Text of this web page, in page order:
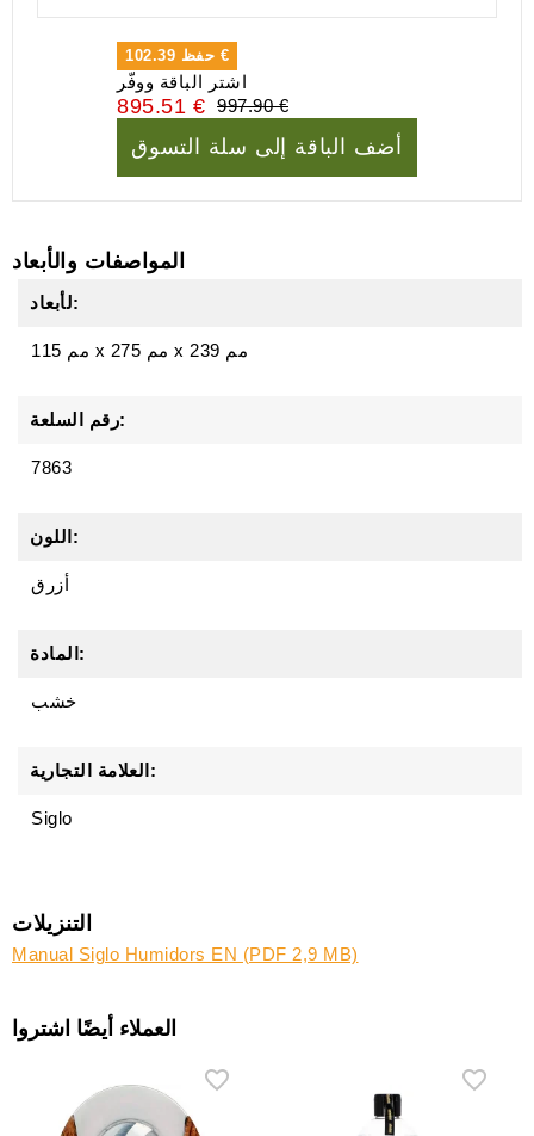
حفظ 102.39 €
اشتر الباقة ووفّر
895.51 € 997.90 €
أضف الباقة إلى سلة التسوق
المواصفات والأبعاد
لأبعاد:
115 مم x 275 مم x 239 مم
رقم السلعة:
7863
اللون:
أزرق
المادة:
خشب
العلامة التجارية:
Siglo
التنزيلات
Manual Siglo Humidors EN (PDF 2,9 MB)
العملاء أيضًا اشتروا